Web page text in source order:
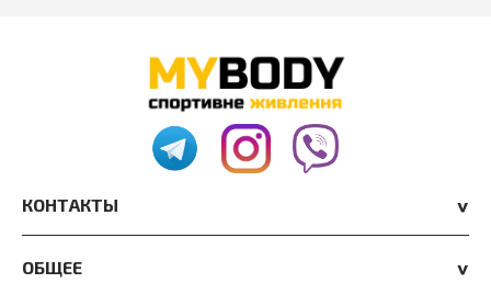
КОНТАКТЫ
ОБЩЕЕ